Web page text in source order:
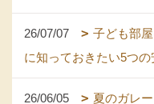
26/07/07
子ども部
に知っておきたい5つ
26/06/05
夏のガレ